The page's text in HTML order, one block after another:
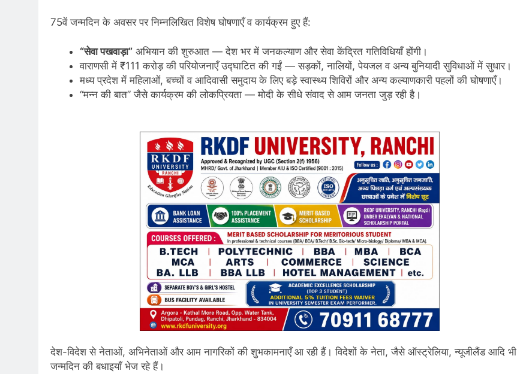
75वें जन्मदिन के अवसर पर निम्नलिखित विशेष घोषणाएँ व कार्यक्रम हुए हैं:
“सेवा पखवाड़ा”अभियान की शुरुआत — देश भर में जनकल्याण और सेवा केंद्रित गतिविधियाँ होंगी।
वाराणसी में ₹111 करोड़ की परियोजनाएँ उद्घाटित की गईं — सड़कों, नालियों, पेयजल व अन्य बुनियादी सुविधाओं में सुधार।
मध्य प्रदेश में महिलाओं, बच्चों व आदिवासी समुदाय के लिए बड़े स्वास्थ्य शिविरों और अन्य कल्याणकारी पहलों की घोषणाएँ।
“मन्न की बात” जैसे कार्यक्रम की लोकप्रियता — मोदी के सीधे संवाद से आम जनता जुड़ रही है।
देश-विदेश से नेताओं, अभिनेताओं और आम नागरिकों की शुभकामनाएँ आ रही हैं। विदेशों के नेता, जैसे ऑस्ट्रेलिया, न्यूजीलैंड आदि भी
जन्मदिन की बधाइयाँ भेज रहे हैं।